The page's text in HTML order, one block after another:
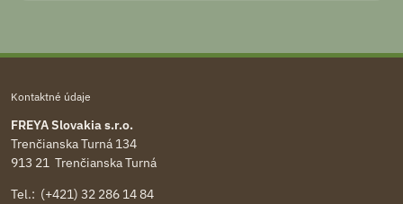
Kontaktné údaje
FREYA Slovakia s.r.o.
Trenčianska Turná 134
913 21 Trenčianska Turná
Tel.: (+421) 32 286 14 84